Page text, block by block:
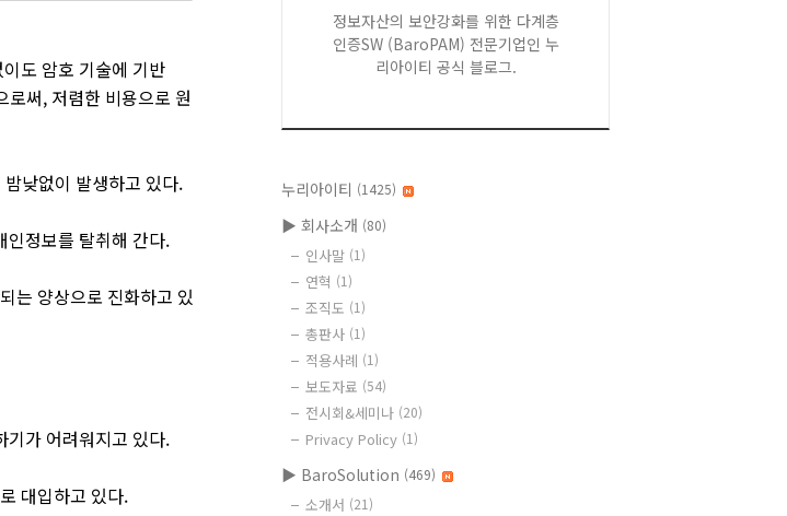
도 암호 기술에 기반
써, 저렴한 비용으로 원
낮없이 발생하고 있다.
인정보를 탈취해 간다.
는 양상으로 진화하고 있
기가 어려워지고 있다.
대입하고 있다.
정보자산의 보안강화를 위한 다계층
인증SW (BaroPAM) 전문기업인 누
리아이티 공식 블로그.
누리아이티 (1425)
▶ 회사소개 (80)
인사말 (1)
연혁 (1)
조직도 (1)
총판사 (1)
적용사례 (1)
보도자료 (54)
전시회&세미나 (20)
Privacy Policy (1)
▶ BaroSolution (469)
소개서 (21)